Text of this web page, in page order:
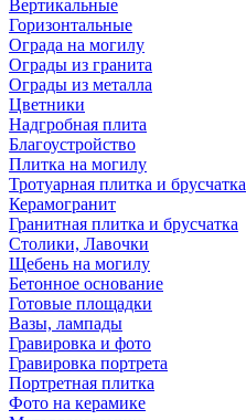
Вертикальные
Горизонтальные
Ограда на могилу
Ограды из гранита
Ограды из металла
Цветники
Надгробная плита
Благоустройство
Плитка на могилу
Тротуарная плитка и брусчатка
Керамогранит
Гранитная плитка и брусчатка
Столики, Лавочки
Щебень на могилу
Бетонное основание
Готовые площадки
Вазы, лампады
Гравировка и фото
Гравировка портрета
Портретная плитка
Фото на керамике